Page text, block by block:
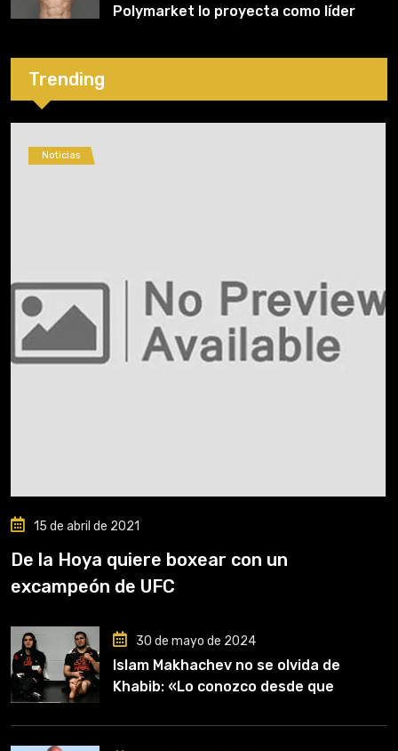
Polymarket lo proyecta como líder
Trending
Noticias
15 de abril de 2021
De la Hoya quiere boxear con un
excampeón de UFC
30 de mayo de 2024
Islam Makhachev no se olvida de
Khabib: «Lo conozco desde que
clave en mi carrera»